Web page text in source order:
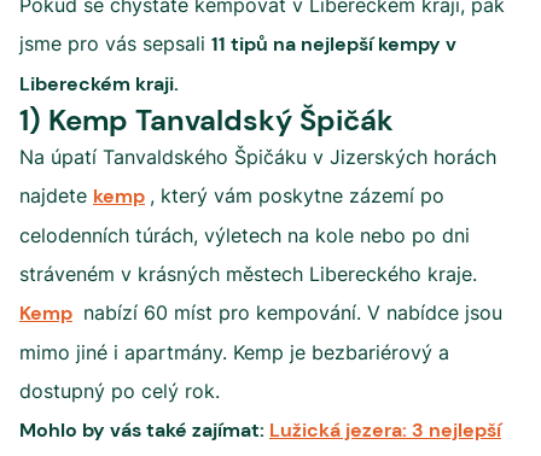
Pokud se chystáte kempovat v Libereckém kraji, pak
jsme pro vás sepsali 11 tipů na nejlepší kempy v
Libereckém kraji.
1) Kemp Tanvaldský Špičák
Na úpatí Tanvaldského Špičáku v Jizerských horách
najdete kemp , který vám poskytne zázemí po
celodenních túrách, výletech na kole nebo po dni
stráveném v krásných městech Libereckého kraje.
Kemp nabízí 60 míst pro kempování. V nabídce jsou
mimo jiné i apartmány. Kemp je bezbariérový a
dostupný po celý rok.
Mohlo by vás také zajímat: Lužická jezera: 3 nejlepší